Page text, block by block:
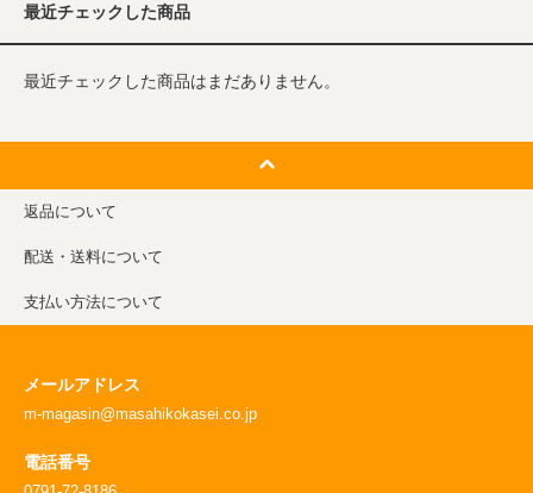
最近チェックした商品
最近チェックした商品はまだありません。
返品について
配送・送料について
支払い方法について
メールアドレス
m-magasin@masahikokasei.co.jp
電話番号